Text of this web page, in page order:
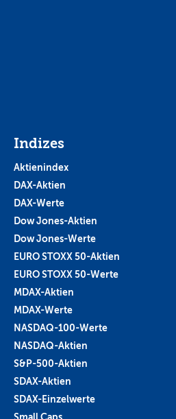
Indizes
Aktienindex
DAX-Aktien
DAX-Werte
Dow Jones-Aktien
Dow Jones-Werte
EURO STOXX 50-Aktien
EURO STOXX 50-Werte
MDAX-Aktien
MDAX-Werte
NASDAQ-100-Werte
NASDAQ-Aktien
S&P-500-Aktien
SDAX-Aktien
SDAX-Einzelwerte